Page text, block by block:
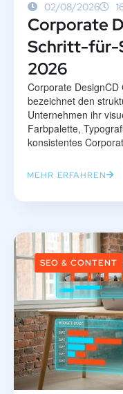
02/08/2026
Corporate
Schritt-für-
2026
Corporate DesignCD
bezeichnet den
Unternehmen ihr
Farbpalette,
konsistentes
MEHR ERFAHREN
SEO & CONTENT